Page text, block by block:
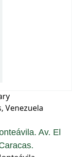
Venezuela
Av. El